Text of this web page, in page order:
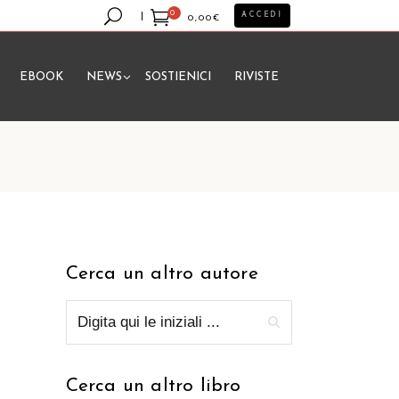
0
0,00€
prodotto nel carrello.
ACCEDI
EBOOK NEWS SOSTIENICI RIVISTE
Cerca un altro autore
Cerca un altro libro